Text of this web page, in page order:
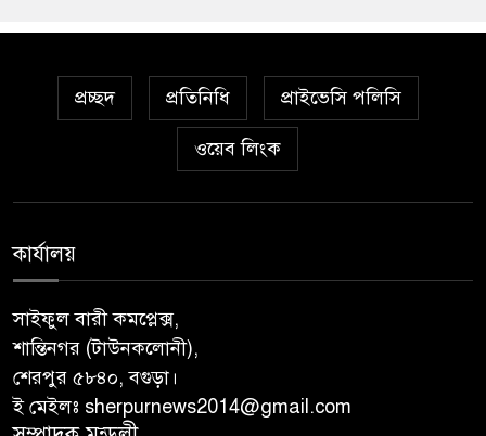
প্রচ্ছদ প্রতিনিধি প্রাইভেসি পলিসি
ওয়েব লিংক
কার্যালয়
সাইফুল বারী কমপ্লেক্স,
শান্তিনগর (টাউনকলোনী),
শেরপুর ৫৮৪০, বগুড়া।
ই মেইলঃ sherpurnews2014@gmail.com